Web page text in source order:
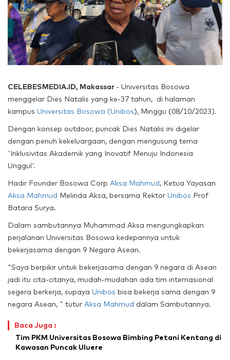
CELEBESMEDIA.ID, Makassar - Universitas Bosowa
menggelar Dies Natalis yang ke-37 tahun, di halaman
kampus Universitas Bosowa (Unibos), Minggu (08/10/2023).
Dengan konsep outdoor, puncak Dies Natalis ini digelar
dengan penuh kekeluargaan, dengan mengusung tema
'Inklusivitas Akademik yang Inovatif Menuju Indonesia
Unggul'.
Hadir Founder Bosowa Corp Aksa Mahmud, Ketua Yayasan
Aksa Mahmud Melinda Aksa, bersama Rektor Unibos Prof
Batara Surya.
Dalam sambutannya Muhammad Aksa mengungkapkan
perjalanan Universitas Bosowa kedepannya untuk
bekerjasama dengan 9 Negara Asean.
"Saya berpikir untuk bekerjasama dengan 9 negara di Asean
jadi itu cita-citanya, mudah-mudahan ada tim internasional
segera berkerja, supaya Unibos bisa bekerja sama dengan 9
negara Asean, " tutur Aksa Mahmud dalam Sambutannya.
Baca Juga :
Tim PKM Universitas Bosowa Bimbing Petani Kentang di
Kawasan Puncak Uluere